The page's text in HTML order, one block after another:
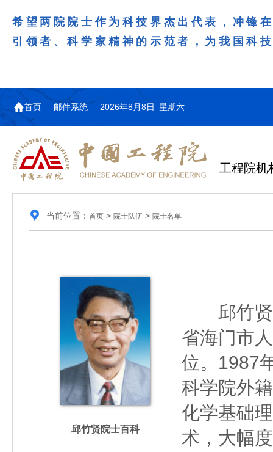
希望两院院士作为科技界杰出代表，冲锋
引领者、科学家精神的示范者，为我国科
首页 邮件系统 2026年8月8日 星期六
工程院机
当前位置： 首页> 院士队伍 > 院士名单
邱竹贤院士百科
邱竹贤
省海门市
位。1987
科学院外
化学基础
术，大幅